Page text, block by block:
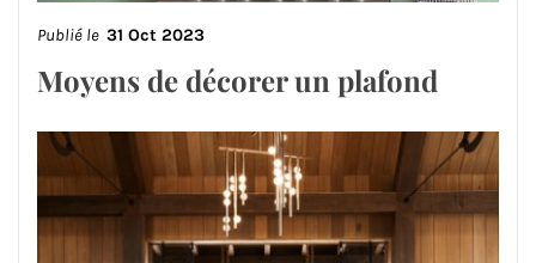
Publié le 31 Oct 2023
Moyens de décorer un plafond